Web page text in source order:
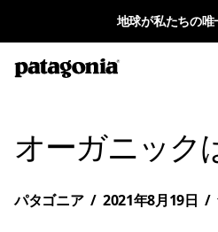
地球が私たちの唯
オーガニック
パタゴニア / 2021年8月19日 /